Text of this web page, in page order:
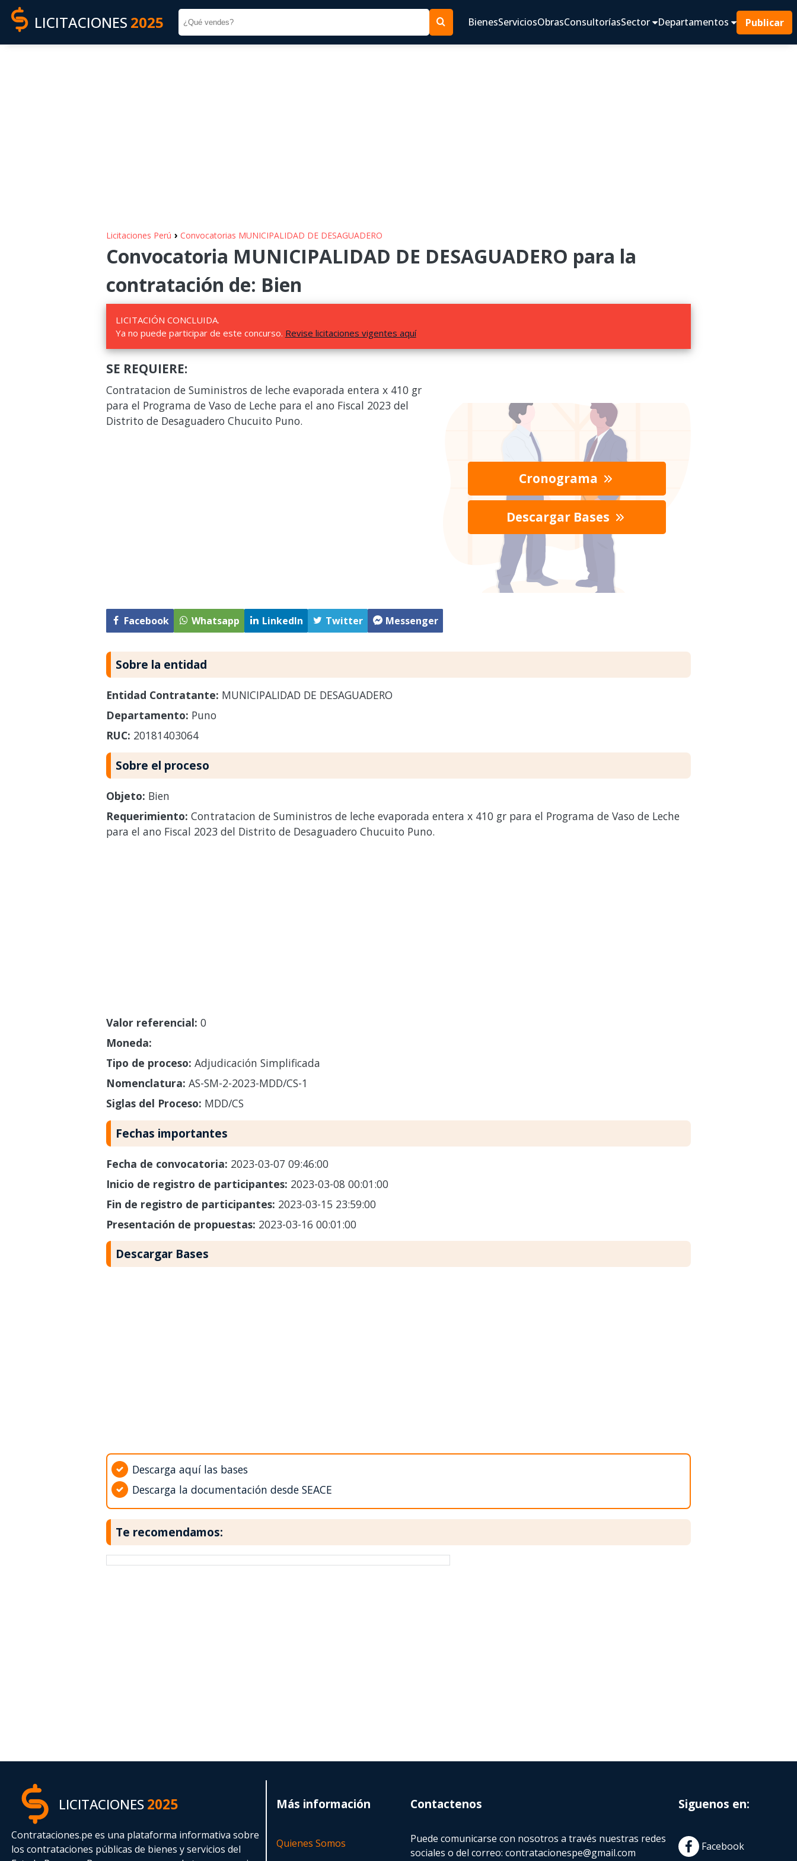
LICITACIONES 2025 BienesServiciosObrasConsultoríasSector Departamentos Publicar
Licitaciones Perú › Convocatorias MUNICIPALIDAD DE DESAGUADERO
Convocatoria MUNICIPALIDAD DE DESAGUADERO para la
contratación de: Bien
LICITACIÓN CONCLUIDA.
Ya no puede participar de este concurso. Revise licitaciones vigentes aquí
SE REQUIERE:
Contratacion de Suministros de leche evaporada entera x 410 gr
para el Programa de Vaso de Leche para el ano Fiscal 2023 del
Distrito de Desaguadero Chucuito Puno.
Facebook Whatsapp LinkedIn Twitter Messenger
Cronograma
Descargar Bases
Sobre la entidad
Entidad Contratante: MUNICIPALIDAD DE DESAGUADERO
Departamento: Puno
RUC: 20181403064
Sobre el proceso
Objeto: Bien
Requerimiento: Contratacion de Suministros de leche evaporada entera x 410 gr para el Programa de Vaso de Leche
para el ano Fiscal 2023 del Distrito de Desaguadero Chucuito Puno.
Valor referencial: 0
Moneda:
Tipo de proceso: Adjudicación Simplificada
Nomenclatura: AS-SM-2-2023-MDD/CS-1
Siglas del Proceso: MDD/CS
Fechas importantes
Fecha de convocatoria: 2023-03-07 09:46:00
Inicio de registro de participantes: 2023-03-08 00:01:00
Fin de registro de participantes: 2023-03-15 23:59:00
Presentación de propuestas: 2023-03-16 00:01:00
Descargar Bases
Descarga aquí las bases
Descarga la documentación desde SEACE
Te recomendamos:
LICITACIONES2025
Contrataciones.pe es una plataforma informativa sobre
los contrataciones públicas de bienes y servicios del
Más información
Quienes Somos
Contactenos
Puede comunicarse con nosotros a través nuestras redes
sociales o del correo:contratacionespe@gmail.com
Siguenos en:
Facebook